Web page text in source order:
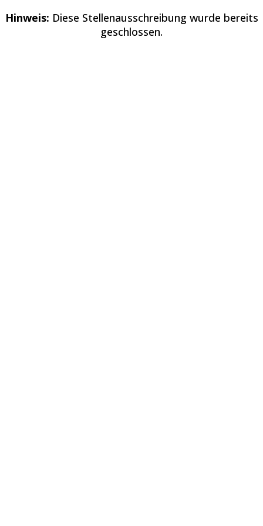
Hinweis: Diese Stellenausschreibung wurde bereits
geschlossen.